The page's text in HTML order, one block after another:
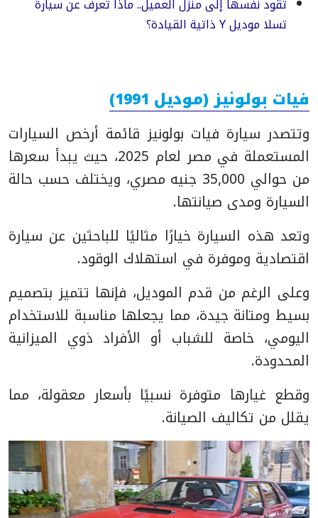
تقود نفسها إلى منزل العميل.. ماذا تعرف عن سيارة
تسلا موديل Y ذاتية القيادة؟
فيات بولونيز (موديل 1991)
وتتصدر سيارة فيات بولونيز قائمة أرخص السيارات
المستعملة في مصر لعام 2025، حيث يبدأ سعرها
من حوالي 35,000 جنيه مصري، ويختلف حسب حالة
السيارة ومدى صيانتها.
وتعد هذه السيارة خيارًا مثاليًا للباحثين عن سيارة
اقتصادية وموفرة في استهلاك الوقود.
وعلى الرغم من قدم الموديل، فإنها تتميز بتصميم
بسيط ومتانة جيدة، مما يجعلها مناسبة للاستخدام
اليومي، خاصة للشباب أو الأفراد ذوي الميزانية
المحدودة.
وقطع غيارها متوفرة نسبيًا بأسعار معقولة، مما
يقلل من تكاليف الصيانة.